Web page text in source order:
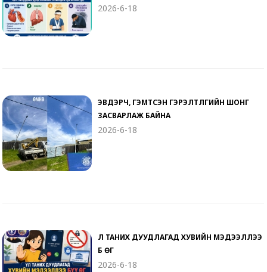
2026-6-18
ЭВДЭРЧ, ГЭМТСЭН ГЭРЭЛТҮҮЛГИЙН ШОНГ
ЗАСВАРЛАЖ БАЙНА
2026-6-18
ҮЛ ТАНИХ ДУУДЛАГАД ХУВИЙН МЭДЭЭЛЛЭЭ
БҮҮ ӨГ
2026-6-18